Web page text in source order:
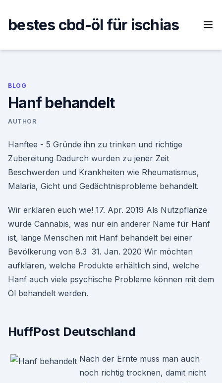
content
bestes cbd-öl für ischias
BLOG
Hanf behandelt
AUTHOR
Hanftee - 5 Gründe ihn zu trinken und richtige
Zubereitung Dadurch wurden zu jener Zeit
Beschwerden und Krankheiten wie Rheumatismus,
Malaria, Gicht und Gedächtnisprobleme behandelt.
Wir erklären euch wie! 17. Apr. 2019 Als Nutzpflanze
wurde Cannabis, was nur ein anderer Name für Hanf
ist, lange Menschen mit Hanf behandelt bei einer
Bevölkerung von 8.3 31. Jan. 2020 Wir möchten
aufklären, welche Produkte erhältlich sind, welche
Hanf auch viele psychische Probleme können mit dem
Öl behandelt werden.
HuffPost Deutschland
Nach der Ernte muss man auch
noch richtig trocknen, damit nicht